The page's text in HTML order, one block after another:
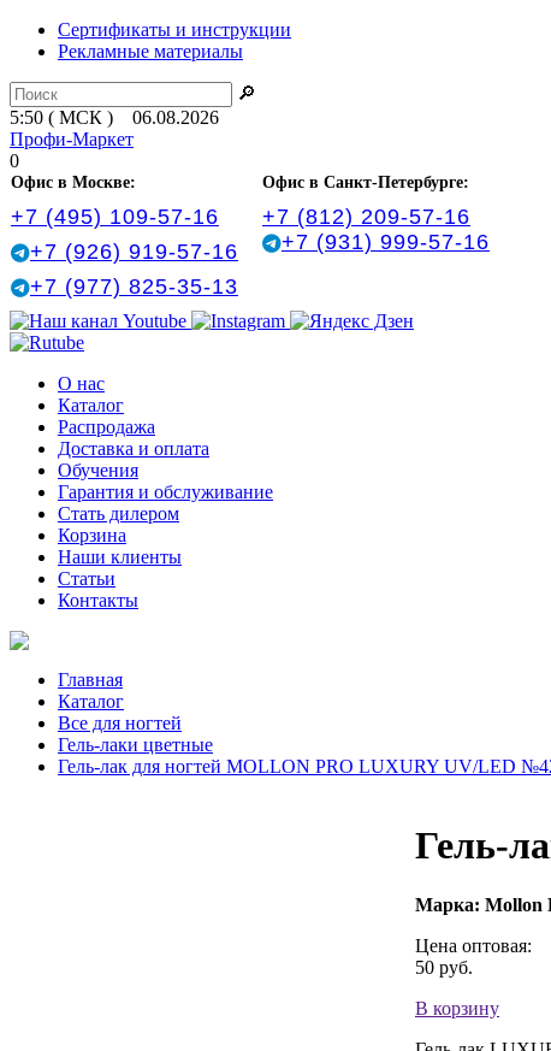
Сертификаты и инструкции
Рекламные материалы
🔎
5:50 ( МСК ) 06.08.2026
Профи-Маркет
0
Офис в Москве:
+7 (495) 109-57-16
+7 (926) 919-57-16
+7 (977) 825-35-13
Офис в Санкт‑Петербурге:
+7 (812) 209-57-16
+7 (931) 999-57-16
О нас
Каталог
Распродажа
Доставка и оплата
Обучения
Гарантия и обслуживание
Стать дилером
Корзина
Наши клиенты
Статьи
Контакты
Главная
Каталог
Все для ногтей
Гель-лаки цветные
Гель-лак для ногтей MOLLON PRO LUXURY UV/LED
Гель-
Марка: Mollon
Цена оптовая:
50 руб.
В корзину